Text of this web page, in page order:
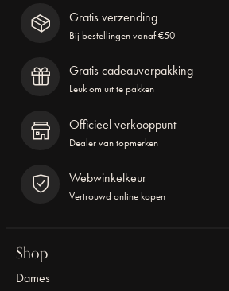
Gratis verzending
Bij bestellingen vanaf €50
Gratis cadeauverpakking
Leuk om uit te pakken
Officieel verkooppunt
Dealer van topmerken
Webwinkelkeur
Vertrouwd online kopen
Shop
Dames